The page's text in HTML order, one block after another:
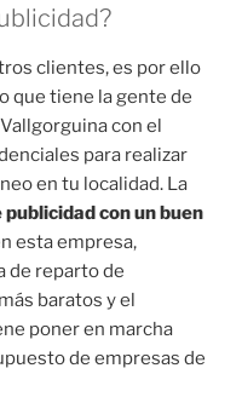
clientes, es por ello
que tiene la gente de
con el
para realizar
en tu localidad. La
con un buen
esta empresa,
de reparto de
baratos y el
poner en marcha
de empresas de